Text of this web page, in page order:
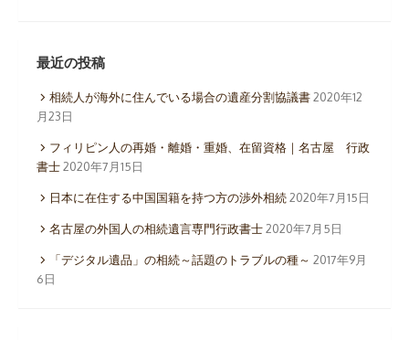
最近の投稿
相続人が海外に住んでいる場合の遺産分割協議書2020年12
月23日
フィリピン人の再婚・離婚・重婚、在留資格｜名古屋 行政
書士2020年7月15日
日本に在住する中国国籍を持つ方の渉外相続2020年7月15日
名古屋の外国人の相続遺言専門行政書士2020年7月5日
「デジタル遺品」の相続～話題のトラブルの種～ 2017年9月
6日